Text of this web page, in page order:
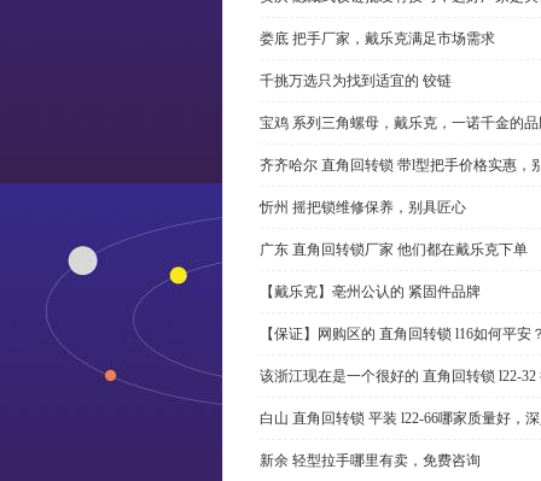
娄底 把手厂家，戴乐克满足市场需求
千挑万选只为找到适宜的 铰链
宝鸡 系列三角螺母，戴乐克，一诺千金的
齐齐哈尔 直角回转锁 带l型把手价格实惠，
忻州 摇把锁维修保养，别具匠心
广东 直角回转锁厂家 他们都在戴乐克下单
【戴乐克】亳州公认的 紧固件品牌
【保证】网购区的 直角回转锁 l16如何平安
该浙江现在是一个很好的 直角回转锁 l22-
白山 直角回转锁 平装 l22-66哪家质量好，
新余 轻型拉手哪里有卖，免费咨询